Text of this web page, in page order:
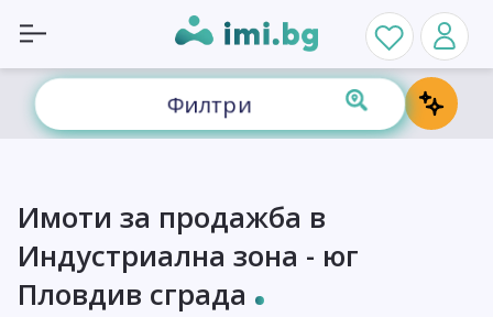
Филтри
Имоти за продажба в
Индустриална зона - юг
Пловдив сграда